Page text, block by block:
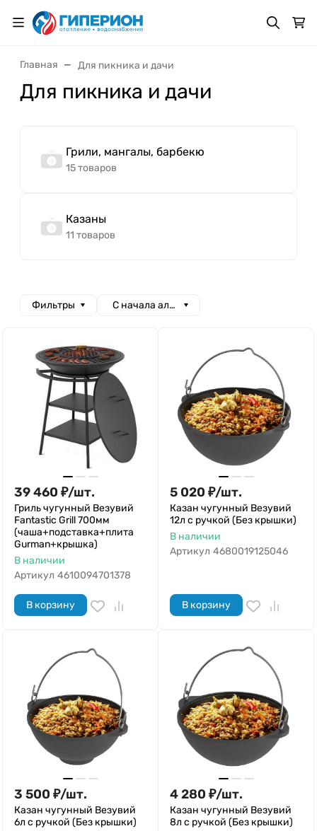
Главная Для пикника и дачи
Для пикника и дачи
Грили, мангалы, барбекю
15 товаров
Казаны
11 товаров
Фильтры С начала алфавита
39 460 ₽/шт.
Гриль чугунный Везувий
Fantastic Grill 700мм
(чаша+подставка+плита
Gurman+крышка)
В наличии
Артикул 4610094701378
В корзину
5 020 ₽/шт.
Казан чугунный Везувий
12л с ручкой (Без крышки)
В наличии
Артикул 4680019125046
В корзину
3 500 ₽/шт.
Казан чугунный Везувий
6л с ручкой (Без крышки)
4 280 ₽/шт.
Казан чугунный Везувий
8л с ручкой (Без крышки)